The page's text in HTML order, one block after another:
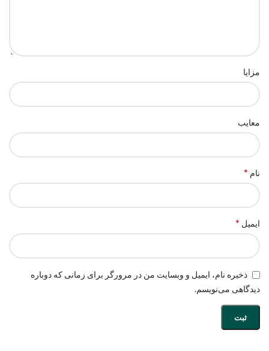
مزایا
معایب
نام *
ایمیل *
ذخیره نام، ایمیل و وبسایت من در مرورگر برای زمانی که دوباره
دیدگاهی می‌نویسم.